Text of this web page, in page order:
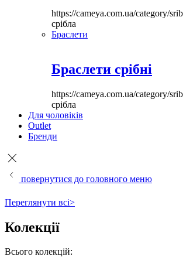
https://cameya.com.ua/category/
срібла
Браслети
Браслети срібні
https://cameya.com.ua/category/
срібла
Для чоловіків
Outlet
Бренди
повернутися до головного меню
Переглянути всі>
Колекції
Всього колекцій: